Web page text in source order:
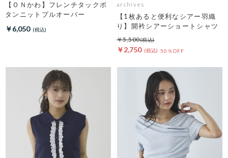
【ＯＮかわ】フレンチタックボ
タンニットプルオーバー
￥6,050
archives
【1枚あると便利なシアー羽織
り】開衿シアーショートシャツ
￥2,750 50％OFF
￥5,500